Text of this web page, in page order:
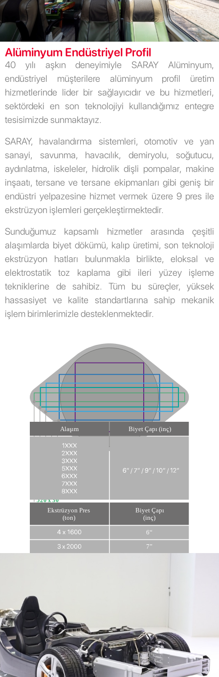
Alüminyum Endüstriyel Profil
40 yılı aşkın deneyimiyle SARAY Alüminyum,
endüstriyel müşterilere alüminyum profil üretim
hizmetlerinde lider bir sağlayıcıdır ve bu hizmetleri,
sektördeki en son teknolojiyi kullandığımız entegre
tesisimizde sunmaktayız.
SARAY, havalandırma sistemleri, otomotiv ve yan
sanayi, savunma, havacılık, demiryolu, soğutucu,
aydınlatma, iskeleler, hidrolik dişli pompalar, makine
inşaatı, tersane ve tersane ekipmanları gibi geniş bir
endüstri yelpazesine hizmet vermek üzere 9 pres ile
ekstrüzyon işlemleri gerçekleştirmektedir.
Sunduğumuz kapsamlı hizmetler arasında çeşitli
alaşımlarda biyet dökümü, kalıp üretimi, son teknoloji
ekstrüzyon hatları bulunmakla birlikte, eloksal ve
elektrostatik toz kaplama gibi ileri yüzey işleme
tekniklerine de sahibiz. Tüm bu süreçler, yüksek
hassasiyet ve kalite standartlarına sahip mekanik
işlem birimlerimizle desteklenmektedir.